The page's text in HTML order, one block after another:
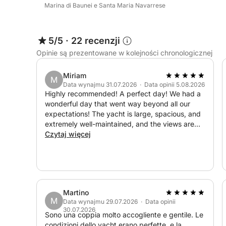
Marina di Baunei e Santa Maria Navarrese
5/5 · 22 recenzji
Opinie są prezentowane w kolejności chronologicznej
M Miriam
Data wynajmu 31.07.2026 · Data opinii 5.08.2026
Highly recommended! A perfect day! We had a
wonderful day that went way beyond all our
expectations! The yacht is large, spacious, and
extremely well-maintained, and the views are
breathtaking. Giampaolo and his wife Maria are
make sure we had delicious and satisfying food.
We don't have enough words to thank them for
this day!
Czytaj więcej
M
Martino
Data wynajmu 29.07.2026 · Data opinii
30.07.2026
Sono una coppia molto accogliente e gentile. Le